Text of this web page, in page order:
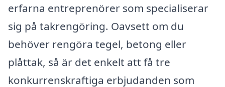
erfarna entreprenörer som specialiserar
sig på takrengöring. Oavsett om du
behöver rengöra tegel, betong eller
plåttak, så är det enkelt att få tre
konkurrenskraftiga erbjudanden som